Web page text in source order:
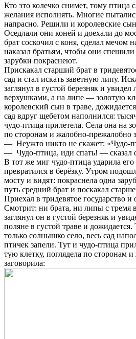
Кто это колечко снимет, тому птица
желания исполнять. Многие
напрасно. Решили и королевские
Оседлали они коней и доехали до
брат соскочил с коня, сделал мечом
наказал братьям, чтобы они
зарубки покраснеют.
Прискакал старший брат в
сад и стал искать заветную липу.
заглянул в густой березняк и увидел
верхушками, а на липе — золотую
королевский сын в траве,
сад вдруг щебетом наполнился:
чудо-птица прилетела. Села она на
по сторонам и жалобно-прежалобно
— Неужто никто не скажет: «Чудо-
— Чудо-птица, иди спать! — сказал
В тот же миг чудо-птица ударила
превра­тился в берёзку. Утром
мосту и видят: покраснела одна
путь средний брат и поскакал
Приехал в тридевятое государство и
Смотрит: ни брата, ни липы с тремя
заглянул он в густой березняк и
поляне в густой траве и
только солнышко село, весь сад
птичек запели. Тут и чудо-птица
тую клетку, поглядела по сторонам
заговорила: